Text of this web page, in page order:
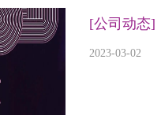
[公司动态]
2023-03-02